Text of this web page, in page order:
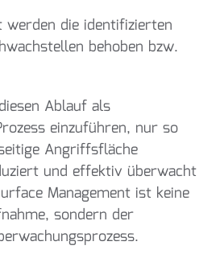
die identifizierten
behoben bzw.
Ablauf als
einzuführen, nur so
Angriffsfläche
und effektiv überwacht
Management ist keine
sondern der